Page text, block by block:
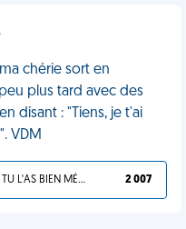
chérie sort en
plus tard avec des
disant : "Tiens, je t'ai
VDM
TU L'AS BIEN MÉRITÉ 2 007